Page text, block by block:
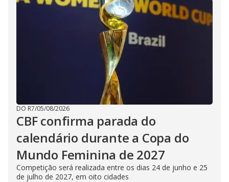
DO R7/05/08/2026
CBF confirma parada do
calendário durante a Copa do
Mundo Feminina de 2027
Competição será realizada entre os dias 24 de junho e 25
de julho de 2027, em oito cidades